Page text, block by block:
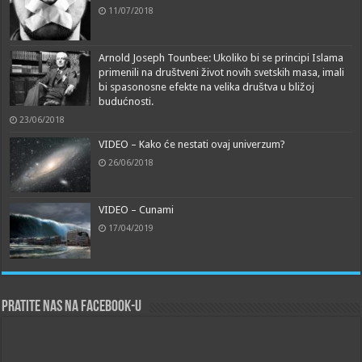
11/07/2018
Arnold Joseph Tounbee: Ukoliko bi se principi Islama
primenili na društveni život novih svetskih masa, imali
bi spasonosne efekte na velika društva u bližoj
budućnosti.
23/06/2018
VIDEO – Kako će nestati ovaj univerzum?
26/06/2018
VIDEO – Cunami
17/04/2019
Pratite nas na Facebook-u